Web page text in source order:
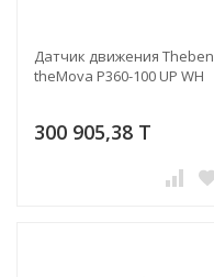
Датчик движения Theben
theMova P360-100 UP WH
300 905,38 T